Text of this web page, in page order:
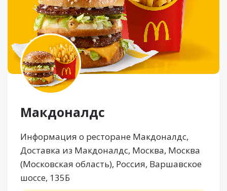
Макдоналдс
Информация о ресторане Макдоналдс,
Доставка из Макдоналдс, Москва, Москва
(Московская область), Россия, Варшавское
шоссе, 135Б